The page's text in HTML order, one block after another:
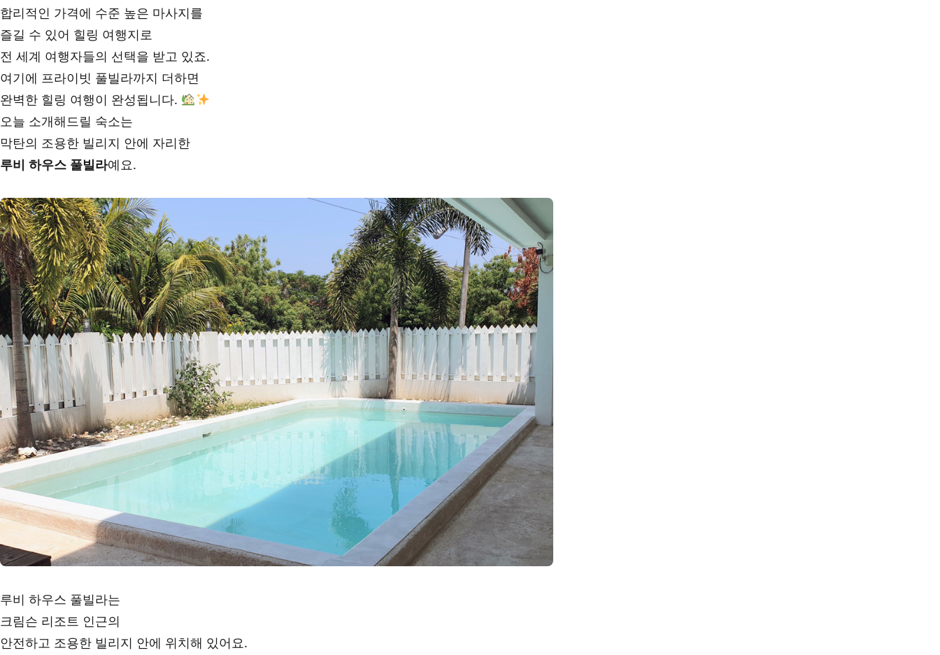
합리적인 가격에 수준 높은 마사지를
즐길 수 있어 힐링 여행지로
전 세계 여행자들의 선택을 받고 있죠.
여기에 프라이빗 풀빌라까지 더하면
완벽한 힐링 여행이 완성됩니다.
오늘 소개해드릴 숙소는
막탄의 조용한 빌리지 안에 자리한
루비 하우스 풀빌라예요.
루비 하우스 풀빌라는
크림슨 리조트 인근의
안전하고 조용한 빌리지 안에 위치해 있어요.